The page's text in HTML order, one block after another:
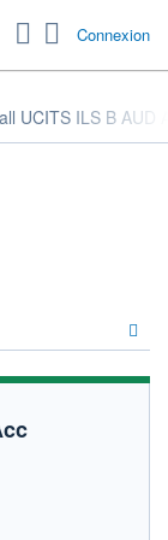
Connexion
UCITS ILS B AUD